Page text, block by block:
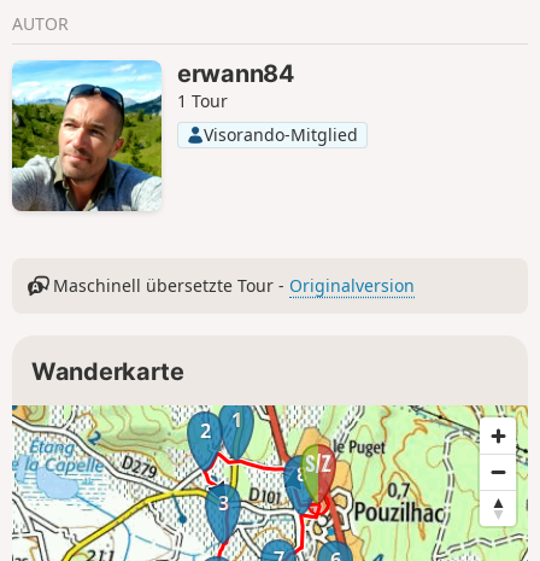
AUTOR
erwann84
1 Tour
Visorando-Mitglied
Maschinell übersetzte Tour - Originalversion
Wanderkarte
1
2
3
8